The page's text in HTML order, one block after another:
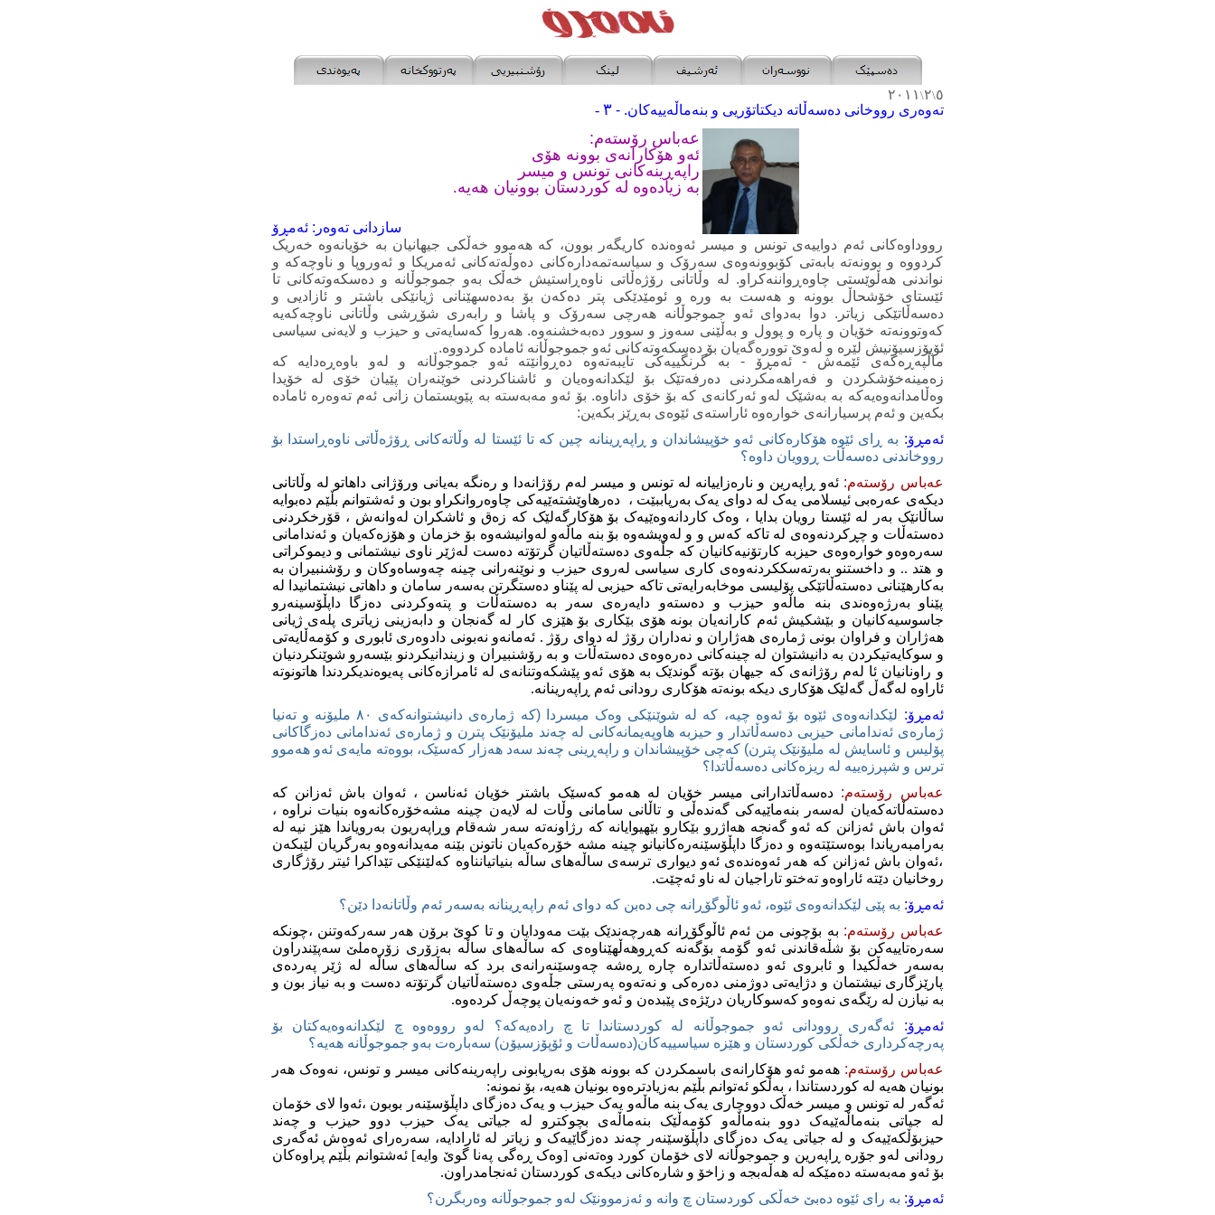
٥\٢\ ٢٠١١
ته‌وه‌ری رووخانی‌ ده‌سه‌ڵاته‌ دیکتاتۆریی و بنه‌ماڵه‌ییه‌کان. -٣ -
عه‌باس رۆسته‌م:
ئه‌و هۆکارانه‌ی بوونه‌ هۆی
راپه‌ڕینه‌کانی تونس و میسر
به‌ زیاده‌وه‌ له‌ کوردستان بوونیان هه‌یه‌.
سازدانی ته‌وه‌ر: ئه‌مڕۆ
رووداوه‌کانی ئه‌م دواییه‌ی تونس و میسر ئه‌وه‌نده‌ کاریگه‌ر بوون، که‌ هه‌موو خه‌ڵکی جیهانیان به‌ خۆیانه‌وه‌ خه‌ریک
کردووه‌ و بوونه‌ته‌ بابه‌تی کۆبوونه‌وه‌ی سه‌رۆک و سیاسه‌تمه‌داره‌کانی ده‌وڵه‌ته‌کانی ئه‌مریکا و ئه‌وروپا و ناوچه‌که‌ و
نواندنی هه‌ڵوێستی چاوه‌ڕواننه‌کراو. له‌ وڵاتانی رۆژه‌ڵاتی ناوه‌ڕاستیش خه‌ڵک به‌و جموجوڵانه‌ و ده‌سکه‌وته‌کانی تا
ئێستای خۆشحاڵ بوونه‌ و هه‌ست به‌ وره‌ و ئومێدێکی پتر ده‌که‌ن بۆ به‌ده‌سهێنانی ژیانێکی باشتر و ئازادیی و
ده‌سه‌ڵاتێکی زیاتر. دوا به‌دوای ئه‌و جموجوڵانه‌ هه‌رچی سه‌رۆک و پاشا و رابه‌ری شۆڕشی وڵاتانی ناوچه‌که‌یه‌
که‌وتوونه‌ته‌ خۆیان و پاره‌ و پوول و به‌ڵێنی سه‌وز و سوور ده‌به‌خشنه‌وه‌. هه‌روا که‌سایه‌تی و حیزب و لایه‌نی سیاسی
ئۆپۆزسیۆنیش لێره‌ و له‌وێ تووره‌گه‌یان بۆ ده‌سکه‌وته‌کانی ئه‌و جموجوڵانه‌ ئاماده‌ کردووه‌.
ماڵپه‌ڕه‌که‌ی ئێمه‌ش - ئه‌مڕۆ - به‌ گرنگییه‌کی تایبه‌ته‌وه‌ ده‌ڕوانێته‌ ئه‌و جموجوڵانه‌ و له‌و باوه‌ڕه‌دایه‌ که
زه‌مینه‌خۆشکردن و فه‌راهه‌مکردنی ده‌رفه‌تێک بۆ‌ لێکدانه‌وه‌یان و ئاشناکردنی خوێنه‌ران پێیان خۆی له‌ خۆیدا
وه‌ڵامدانه‌وه‌یه‌که‌ به‌ به‌شێک له‌و ئه‌رکانه‌ی که‌ بۆ خۆی داناوه‌. بۆ ئه‌و مه‌به‌سته‌ به‌ پێویستمان زانی ئه‌م ته‌وه‌ره‌ ئاماده‌
بکه‌ین و ئه‌م پرسیارانه‌ی خواره‌وه‌ ئاراسته‌ی ئێوه‌ی به‌ڕێز بکه‌ین:
‌ئه‌مڕۆ: به‌ ڕای ئێوه‌ هۆکاره‌کانی ئه‌و خۆپیشاندان و ڕاپه‌ڕینانه‌ چین که‌ تا ئێستا له‌ وڵاته‌کانی ڕۆژه‌ڵاتی ناوه‌ڕاستدا بۆ
رووخاندنی ده‌سه‌ڵات ڕوویان داوه‌؟
عه‌باس رۆسته‌م: ئه‌و ڕاپه‌رین و ناره‌زاییانه‌ له‌ تونس و میسر له‌م رۆژانه‌دا و ره‌نگه‌ به‌یانی ورۆژانی داهاتو له‌ وڵاتانی
دیکه‌ی عه‌ره‌بی ئیسلامی یه‌ک له‌ دوای یه‌ک به‌رپاببێت ، ‌ ده‌رهاوێشته‌ێیه‌کی چاوه‌روانکراو بون و ئه‌شتوانم بڵێم ده‌بوایه‌
ساڵانێک به‌ر له‌ ئێستا رویان بدایا ، وه‌ک کاردانه‌وه‌ێیه‌ک بۆ هۆکارگه‌لێک که‌ زه‌ق و ئاشکران له‌وانه‌ش ، قۆرخکردنی
ده‌سته‌ڵات و چڕکردنه‌وه‌ی له‌ تاکه‌ که‌س و و له‌ویشه‌وه‌ بۆ بنه‌ ماڵه‌و له‌وانیشه‌وه‌ بۆ خزمان و هۆزه‌که‌یان و ئه‌ندامانی
سه‌ره‌وه‌و خواره‌وه‌ی حیزبه‌ کارتۆنیه‌کانیان که‌ جڵه‌وی ده‌سته‌ڵاتیان گرتۆته‌ ده‌ست له‌ژێر ناوی نیشتمانی و دیموکراتی
و هتد .. و داخستنو به‌رته‌سککردنه‌وه‌ی کاری سیاسی له‌روی حیزب و نوێنه‌رانی چینه‌ چه‌وساه‌وکان و رۆشنبیران به‌
به‌کارهێنانی ده‌سته‌ڵاتێکی پۆلیسی موخابه‌رایه‌تی تاکه‌ حیزبی له‌ پێناو ده‌ستگرتن به‌سه‌ر سامان و داهاتی نیشتمانیدا له‌
پێناو به‌رژه‌وه‌ندی بنه‌ ماڵه‌و حیزب و ده‌سته‌و دایه‌ره‌ی سه‌ر به‌ ده‌سته‌ڵات و پته‌وکردنی ده‌زگا داپڵۆسینه‌رو
جاسوسیه‌کانیان و بێشکیش ئه‌م کارانه‌یان بونه‌ هۆی بێکاری بۆ هێزی کار له‌ گه‌نجان و دابه‌زینی زیاتری پله‌ی ژیانی
هه‌ژاران و فراوان بونی ژماره‌ی هه‌ژاران و نه‌داران رۆژ له‌ دوای رۆژ . ئه‌مانه‌و نه‌بونی دادوه‌ری ئابوری و کۆمه‌ڵایه‌تی
و سوکایه‌تیکردن به‌ دانیشتوان له‌ چینه‌کانی ده‌ره‌وه‌ی ده‌سته‌ڵات و به‌ رۆشنبیران و زیندانیکردنو بێسه‌رو شوێنکردنیان
و راونانیان ئا له‌م رۆژانه‌ی که‌ جیهان بۆته‌ گوندێک به‌ هۆی ئه‌و پێشکه‌وتنانه‌ی له‌ ئامرازه‌کانی په‌یوه‌ندیکردندا هاتونوته‌
ئاراوه‌ له‌گه‌ڵ گه‌لێک هۆکاری دیکه‌ بونه‌ته‌ هۆکاری رودانی ئه‌م ڕاپه‌رینانه‌.
‌ئه‌مڕۆ:
لێکدانه‌وه‌ی ئێوه‌ بۆ ئه‌وه‌ چیه‌، که‌ له‌ شوێنێکی وه‌ک میسردا (که‌ ژماره‌ی دانیشتوانه‌که‌ی ٨٠ ملیۆنه‌ و ته‌نیا
ژماره‌ی ئه‌ندامانی حیزبی ده‌سه‌ڵاتدار و حیزبه‌ هاوپه‌یمانه‌کانی له‌ چه‌ند ملیۆنێک پترن و ژماره‌ی ئه‌ندامانی ده‌زگاکانی
پۆلیس و ئاسایش له‌ ملیۆنێک پترن) که‌چی خۆپیشاندان و راپه‌ڕینی چه‌ند سه‌د هه‌زار که‌سێک، بووه‌ته‌ مایه‌ی ئه‌و هه‌موو
ترس و شپرزه‌ییه‌ له‌ ریزه‌کانی ده‌سه‌ڵاتدا؟
عه‌باس رۆسته‌م: ده‌سه‌ڵاتدارانی میسر خۆیان له‌ هه‌مو که‌سێک باشتر خۆیان ئه‌ناسن ، ئه‌وان باش ئه‌زانن که‌
ده‌سته‌ڵاته‌که‌یان له‌سه‌ر بنه‌ماێیه‌کی گه‌نده‌ڵی و تاڵانی سامانی وڵات له‌ لایه‌ن چینه‌ مشه‌خۆره‌کانه‌وه‌ بنیات نراوه‌ ،
ئه‌وان باش ئه‌زانن که‌ ئه‌و گه‌نجه‌ هه‌اژرو بێکارو بێهیوایانه‌ که‌ رژاونه‌ته‌ سه‌ر شه‌قام وڕاپه‌ریون به‌رویاندا هێز نیه‌ له‌
به‌رامبه‌ریاندا بوه‌ستێته‌وه‌ و ده‌زگا داپڵۆسێنه‌ره‌کانیانو چینه‌ مشه‌ خۆره‌که‌یان ناتونن بێنه‌ مه‌یدانه‌وه‌و به‌رگریان لێبکه‌ن
،ئه‌وان باش ئه‌زانن که‌ هه‌ر ئه‌وه‌نده‌ی ئه‌و دیواری ترسه‌ی ساڵه‌های ساڵه‌ بنیاتیانناوه‌ که‌لێنێکی تێداکرا ئیتر رۆژگاری
روخانیان دێته‌ ئاراوه‌و ته‌ختو تاراجیان له‌ ناو ئه‌چێت.
‌ئه‌مڕۆ: به ‌پێی لێکدانه‌وه‌ی ئێوه‌، ئه‌و ئاڵوگۆڕانه‌ چی ده‌بن که‌ دوای ئه‌م راپه‌ڕینانه‌ به‌سه‌ر ئه‌م وڵاتانه‌دا دێن؟
عه‌باس رۆسته‌م: به‌ بۆچونی من ئه‌م ئاڵوگۆڕانه‌ هه‌رچه‌ندێک بێت مه‌ودایان و تا کوێ برۆن هه‌ر سه‌رکه‌وتنن ،چونکه‌
سه‌ره‌تاییه‌کن بۆ شڵه‌قاندنی ئه‌و گۆمه‌ بۆگه‌نه‌ که‌ڕوهه‌ڵهێناوه‌ی که‌ ساڵه‌های ساڵه‌ به‌زۆری زۆره‌ملێ سه‌پێندراون
به‌سه‌ر خه‌ڵکیدا و ئابروی ئه‌و ده‌سته‌ڵاتداره‌ چاره‌ ڕه‌شه‌ چه‌وسێنه‌رانه‌ی برد که‌ ساڵه‌های ساڵه‌ له‌ ژێر په‌رده‌ی
پارێزگاری نیشتمان و دژایه‌تی دوژمنی ده‌ره‌کی و نه‌ته‌وه‌ په‌رستی جڵه‌وی ده‌سته‌ڵاتیان گرتۆته‌ ده‌ست و به‌ نیاز بون و
به‌ نیازن له‌ رێگه‌ی نه‌وه‌و که‌سوکاریان درێژه‌ی پێبده‌ن و ئه‌و خه‌ونه‌یان پوچه‌ڵ کرده‌وه‌.
‌ئه‌مڕۆ: ئه‌گه‌ری روودانی ئه‌و جموجوڵانه‌ له‌ کوردستاندا تا چ راده‌یه‌که‌؟ له‌و رووه‌وه‌ چ لێکدانه‌وه‌یه‌کتان بۆ
په‌رچه‌کرداری خه‌ڵکی کوردستان و هێزه‌ سیاسییه‌کان(ده‌سه‌ڵات و ئۆپۆزسیۆن) سه‌باره‌ت به‌و جموجوڵانه‌ هه‌یه‌؟
عه‌باس رۆسته‌م:هه‌مو ئه‌و هۆکارانه‌ی باسمکردن که‌ بوونه‌ هۆی به‌رپابونی راپه‌رینه‌کانی میسر و تونس، نه‌وه‌ک هه‌ر
بونیان هه‌یه‌ له‌ کوردستاندا ، به‌ڵکو ئه‌توانم بڵێم به‌زیادتره‌وه‌ بونیان هه‌یه‌، بۆ نمونه‌:
ئه‌گه‌ر له‌ تونس و میسر خه‌ڵک دووچاری یه‌ک بنه‌ ماڵه‌و یه‌ک حیزب و یه‌ک ده‌زگای داپڵۆسێنه‌ر بوبون ،ئه‌وا لای خۆمان
له‌ جیاتی بنه‌ماڵه‌ێیه‌ک دوو بنه‌ماڵه‌و کۆمه‌ڵێک بنه‌ماڵه‌ی بچوکترو له‌ جیاتی یه‌ک حیزب دوو حیزب و چه‌ند
حیزبۆڵکه‌ێیه‌ک و له‌ جیاتی یه‌ک ده‌زگای داپڵۆسێنه‌ر چه‌ند ده‌زگاێیه‌ک و زیاتر له‌ ئارادایه‌، سه‌ره‌رای ئه‌وه‌ش ئه‌گه‌ری
رودانی له‌و جۆره‌ ڕاپه‌رین و جموجوڵانه‌ لای خۆمان کورد وه‌ته‌نی [وه‌ک ڕه‌گی په‌نا گوێ وایه‌] ئه‌شتوانم بڵێم پراوه‌کان
بۆ ئه‌و مه‌به‌سته‌ ده‌مێکه‌ له‌ هه‌ڵه‌بجه‌ و زاخۆ و شاره‌کانی دیکه‌ی کوردستان ئه‌نجامدراون.
‌ئه‌مڕۆ: به‌ رای ئێوه‌ ده‌بێ خه‌ڵکی کوردستان چ وانه‌ و ئه‌زموونێک له‌و جموجوڵانه وه‌ربگرن؟‌